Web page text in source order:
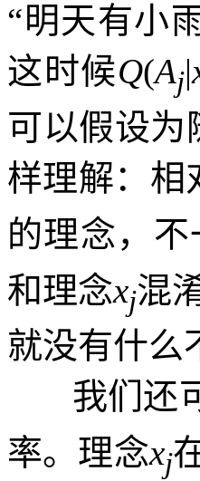
“明天有小
这时候Q(Aj|
可以假设为
样理解：相
的理念，
和理念xj混
就没有什么
我们还
率。理念xj